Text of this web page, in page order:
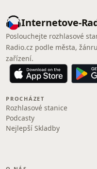
Internetove-
Poslouchejte rozhlasové
Radio.cz podle města,
zařízení.
PROCHÁZET
Rozhlasové stanice
Podcasty
Nejlepší Skladby